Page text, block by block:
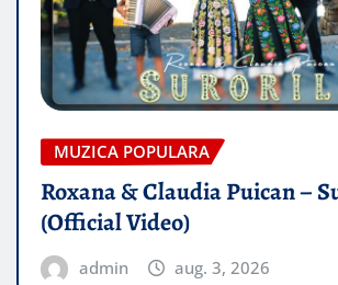
MUZICA POPULARA
Roxana & Claudia Puican –
(Official Video)
admin aug. 3, 2026